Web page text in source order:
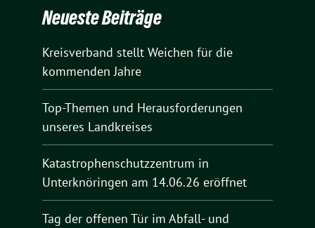
Neueste Beiträge
Kreisverband stellt Weichen für die
kommenden Jahre
Top-Themen und Herausforderungen
unseres Landkreises
Katastrophenschutzzentrum in
Unterknöringen am 14.06.26 eröffnet
Tag der offenen Tür im Abfall- und